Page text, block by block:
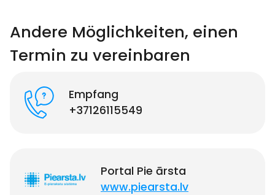
Andere Möglichkeiten, einen
Termin zu vereinbaren
Empfang
+37126115549
Portal Pie ārsta
www.piearsta.lv